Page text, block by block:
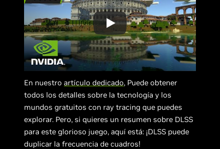
En nuestroartículo dedicado, Puede obtener
todos los detalles sobre la tecnología y los
mundos gratuitos con ray tracing que puedes
explorar. Pero, si quieres un resumen sobre DLSS
para este glorioso juego, aquí está: ¡DLSS puede
duplicar la frecuencia de cuadros!